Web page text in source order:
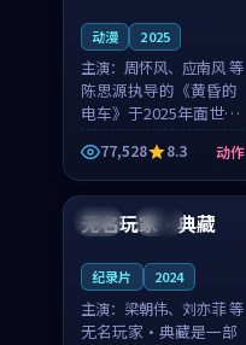
动漫 2025
主演： 周怀风、应南风 等
陈思源执导的《黄昏的
电车》于2025年面世，
日本的城市气质与渔村
故事的人物心境共同构
筑了影片基调。周怀
风、应南风用细腻的表
演撑起整部动作电影，
77,528 8.3 动作
中国 热播
无名玩家·典藏
纪录片 2024
主演： 梁朝伟、刘亦菲 等
无名玩家·典藏是一部